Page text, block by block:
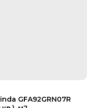
GFA92GRN07R